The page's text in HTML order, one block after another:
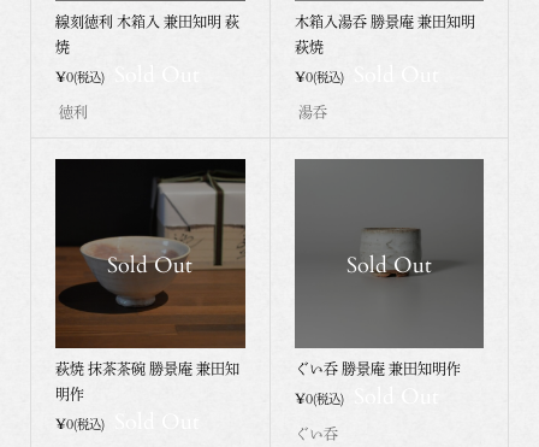
線刻徳利 木箱入 兼田知明 萩
焼
¥0(税込)
徳利
木箱入湯呑 勝景庵 兼田知明
萩焼
¥0(税込)
湯呑
Sold Out
萩焼 抹茶茶碗 勝景庵 兼田知
明作
¥0(税込)
Sold Out
ぐい呑 勝景庵 兼田知明作
¥0(税込)
ぐい呑